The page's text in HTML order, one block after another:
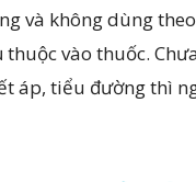
và không dùng
vào thuốc.
áp, tiểu đường thì